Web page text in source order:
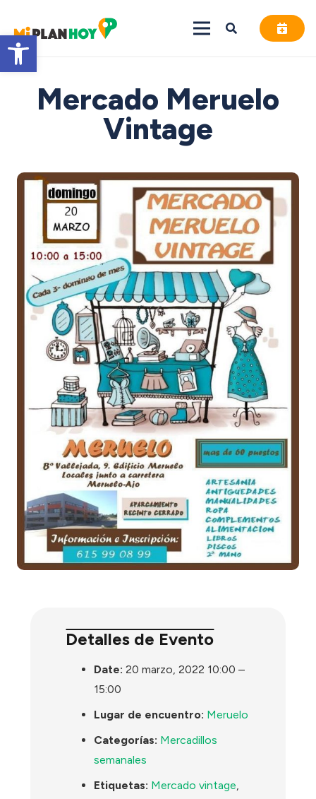
Abrir barra de herramientas
Mercado Meruelo
Vintage
Detalles de Evento
Date: 20 marzo, 2022 10:00 –
15:00
Lugar de encuentro: Meruelo
Categorías: Mercadillos
semanales
Etiquetas: Mercado vintage